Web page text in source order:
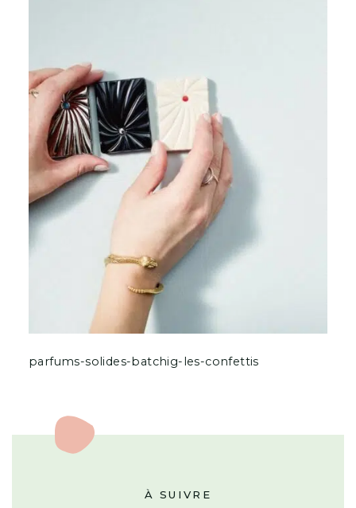
parfums-solides-batchig-les-confettis
À SUIVRE